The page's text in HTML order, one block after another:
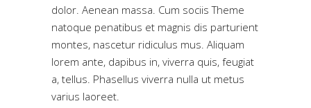
dolor. Aenean massa. Cum sociis Theme
natoque penatibus et magnis dis parturient
montes, nascetur ridiculus mus. Aliquam
lorem ante, dapibus in, viverra quis, feugiat
a, tellus. Phasellus viverra nulla ut metus
varius laoreet.